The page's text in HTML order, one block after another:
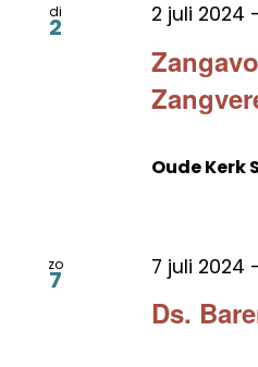
di
2 2 juli 2024
Oude Kerk
zo
7
Ds.
7 juli 2024